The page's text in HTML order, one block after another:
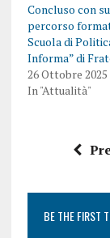
Concluso con
percorso
Scuola di
Informa” di
26 Ottobre 2025
In "Attualità"
BE THE FIRST